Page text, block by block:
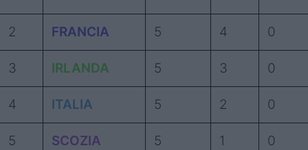
2 FRANCIA 5 4 0
3 IRLANDA 5 3 0
4 ITALIA 5 2 0
5 SCOZIA 5 1 0